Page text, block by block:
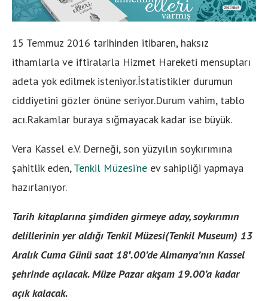
15 Temmuz 2016 tarihinden itibaren, haksız
ithamlarla ve iftiralarla Hizmet Hareketi mensupları
adeta yok edilmek isteniyor.İstatistikler durumun
ciddiyetini gözler önüne seriyor.Durum vahim, tablo
acı.Rakamlar buraya sığmayacak kadar ise büyük.
Vera Kassel e.V. Derneği, son yüzyılın soykırımına
şahitlik eden,Tenkil Müzesi’ne ev sahipliği yapmaya
hazırlanıyor.
Tarih kitaplarına şimdiden girmeye aday, soykırımın
delillerinin yer aldığı Tenkil Müzesi(Tenkil Museum) 13
Aralık Cuma Günü saat 18′.00’de Almanya’nın Kassel
şehrinde açılacak. Müze Pazar akşam 19.00’a kadar
açık kalacak.